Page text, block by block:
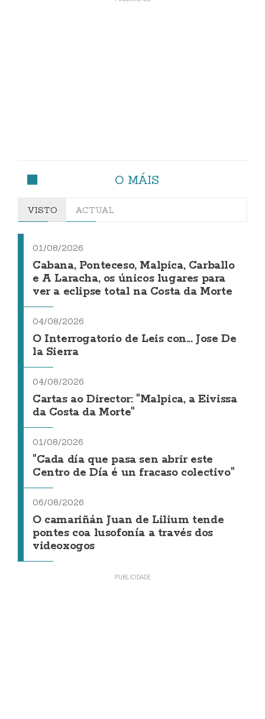
O MÁIS
VISTO ACTUAL
01/08/2026
Cabana, Ponteceso, Malpica, Carballo
e A Laracha, os únicos lugares para
ver a eclipse total na Costa da Morte
04/08/2026
O Interrogatorio de Leis con... Jose De
la Sierra
04/08/2026
Cartas ao Director: "Malpica, a Eivissa
da Costa da Morte"
01/08/2026
"Cada día que pasa sen abrir este
Centro de Día é un fracaso colectivo"
06/08/2026
O camariñán Juan de Lilium tende
pontes coa lusofonía a través dos
videoxogos